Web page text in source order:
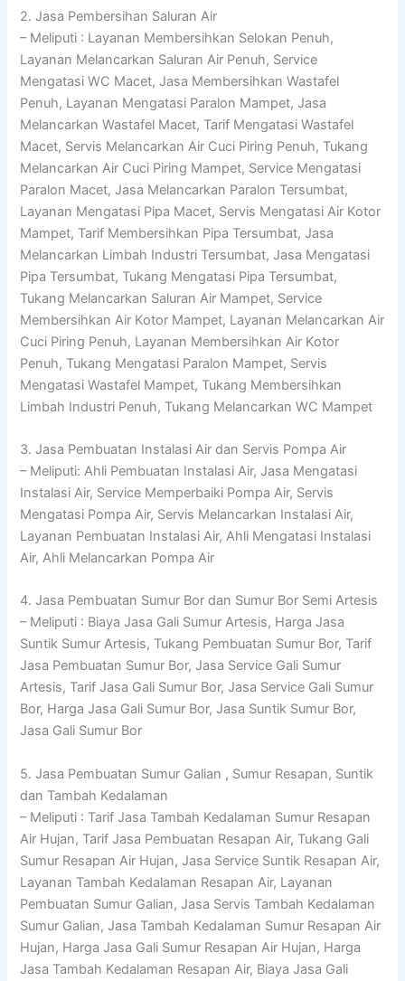
2. Jasa Pembersihan Saluran Air
– Meliputi : Layanan Membersihkan Selokan Penuh,
Layanan Melancarkan Saluran Air Penuh, Service
Mengatasi WC Macet, Jasa Membersihkan Wastafel
Penuh, Layanan Mengatasi Paralon Mampet, Jasa
Melancarkan Wastafel Macet, Tarif Mengatasi Wastafel
Macet, Servis Melancarkan Air Cuci Piring Penuh, Tukang
Melancarkan Air Cuci Piring Mampet, Service Mengatasi
Paralon Macet, Jasa Melancarkan Paralon Tersumbat,
Layanan Mengatasi Pipa Macet, Servis Mengatasi Air Kotor
Mampet, Tarif Membersihkan Pipa Tersumbat, Jasa
Melancarkan Limbah Industri Tersumbat, Jasa Mengatasi
Pipa Tersumbat, Tukang Mengatasi Pipa Tersumbat,
Tukang Melancarkan Saluran Air Mampet, Service
Membersihkan Air Kotor Mampet, Layanan Melancarkan Air
Cuci Piring Penuh, Layanan Membersihkan Air Kotor
Penuh, Tukang Mengatasi Paralon Mampet, Servis
Mengatasi Wastafel Mampet, Tukang Membersihkan
Limbah Industri Penuh, Tukang Melancarkan WC Mampet
3. Jasa Pembuatan Instalasi Air dan Servis Pompa Air
– Meliputi: Ahli Pembuatan Instalasi Air, Jasa Mengatasi
Instalasi Air, Service Memperbaiki Pompa Air, Servis
Mengatasi Pompa Air, Servis Melancarkan Instalasi Air,
Layanan Pembuatan Instalasi Air, Ahli Mengatasi Instalasi
Air, Ahli Melancarkan Pompa Air
4. Jasa Pembuatan Sumur Bor dan Sumur Bor Semi Artesis
– Meliputi : Biaya Jasa Gali Sumur Artesis, Harga Jasa
Suntik Sumur Artesis, Tukang Pembuatan Sumur Bor, Tarif
Jasa Pembuatan Sumur Bor, Jasa Service Gali Sumur
Artesis, Tarif Jasa Gali Sumur Bor, Jasa Service Gali Sumur
Bor, Harga Jasa Gali Sumur Bor, Jasa Suntik Sumur Bor,
Jasa Gali Sumur Bor
5. Jasa Pembuatan Sumur Galian , Sumur Resapan, Suntik
dan Tambah Kedalaman
– Meliputi : Tarif Jasa Tambah Kedalaman Sumur Resapan
Air Hujan, Tarif Jasa Pembuatan Resapan Air, Tukang Gali
Sumur Resapan Air Hujan, Jasa Service Suntik Resapan Air,
Layanan Tambah Kedalaman Resapan Air, Layanan
Pembuatan Sumur Galian, Jasa Servis Tambah Kedalaman
Sumur Galian, Jasa Tambah Kedalaman Sumur Resapan Air
Hujan, Harga Jasa Gali Sumur Resapan Air Hujan, Harga
Jasa Tambah Kedalaman Resapan Air, Biaya Jasa Gali